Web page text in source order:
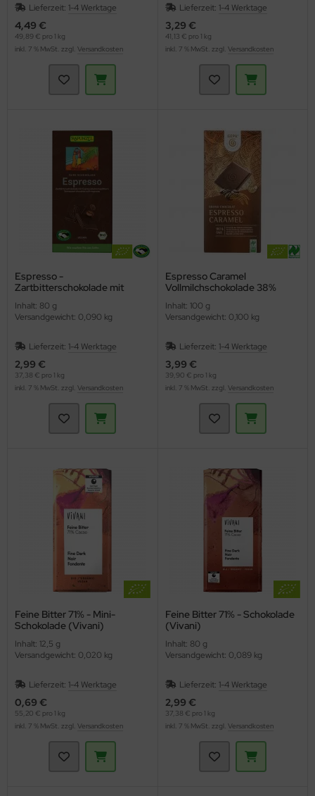
Lieferzeit: 1-4 Werktage
4,49 €
49,89 € pro 1 kg
inkl. 7 % MwSt. zzgl. Versandkosten
Lieferzeit: 1-4 Werktage
3,29 €
41,13 € pro 1 kg
inkl. 7 % MwSt. zzgl. Versandkosten
Espresso -
Zartbitterschokolade mit
(Rapunzel)
Inhalt: 80 g
Versandgewicht: 0,090 kg
Lieferzeit: 1-4 Werktage
2,99 €
37,38 € pro 1 kg
inkl. 7 % MwSt. zzgl. Versandkosten
Espresso Caramel
Vollmilchschokolade 38%
Inhalt: 100 g
Versandgewicht: 0,100 kg
Lieferzeit: 1-4 Werktage
3,99 €
39,90 € pro 1 kg
inkl. 7 % MwSt. zzgl. Versandkosten
Feine Bitter 71% - Mini-
Schokolade (Vivani)
Inhalt: 12,5 g
Versandgewicht: 0,020 kg
Lieferzeit: 1-4 Werktage
0,69 €
55,20 € pro 1 kg
inkl. 7 % MwSt. zzgl. Versandkosten
Feine Bitter 71% - Schokolade
(Vivani)
Inhalt: 80 g
Versandgewicht: 0,089 kg
Lieferzeit: 1-4 Werktage
2,99 €
37,38 € pro 1 kg
inkl. 7 % MwSt. zzgl. Versandkosten